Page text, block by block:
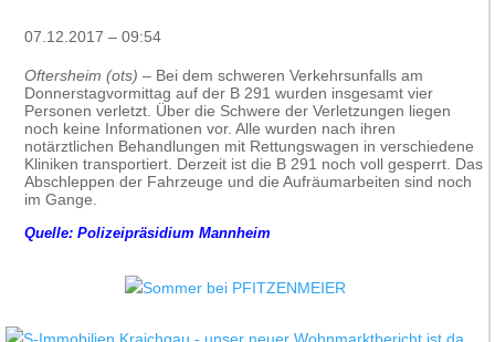
07.12.2017 – 09:54
Oftersheim (ots) – Bei dem schweren Verkehrsunfalls am
Donnerstagvormittag auf der B 291 wurden insgesamt vier
Personen verletzt. Über die Schwere der Verletzungen liegen
noch keine Informationen vor. Alle wurden nach ihren
notärztlichen Behandlungen mit Rettungswagen in verschiedene
Kliniken transportiert. Derzeit ist die B 291 noch voll gesperrt. Das
Abschleppen der Fahrzeuge und die Aufräumarbeiten sind noch
im Gange.
Quelle: Polizeipräsidium Mannheim